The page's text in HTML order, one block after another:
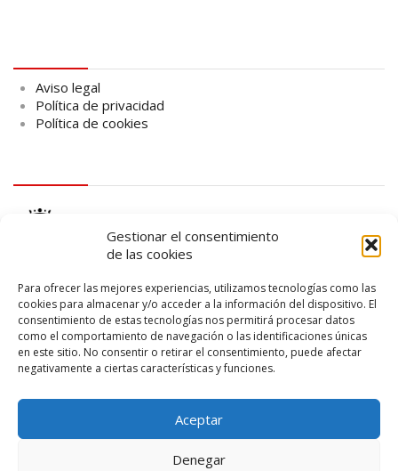
Gestionar el consentimiento
de las cookies
Para ofrecer las mejores experiencias, utilizamos tecnologías como las
cookies para almacenar y/o acceder a la información del dispositivo. El
consentimiento de estas tecnologías nos permitirá procesar datos
como el comportamiento de navegación o las identificaciones únicas
en este sitio. No consentir o retirar el consentimiento, puede afectar
negativamente a ciertas características y funciones.
Aceptar
Denegar
Aviso legal
Política de privacidad
Política de cookies
logo SID